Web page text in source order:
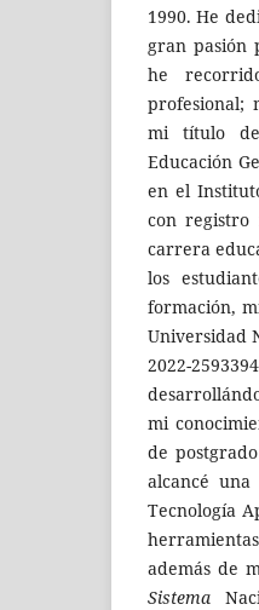
1990. He
gran pasión
he
profesional;
mi título de
Educación
en el
con registro
carrera
los
formación,
Universidad
2022-
mi
de
alcancé
Tecnología
además de
Sistema